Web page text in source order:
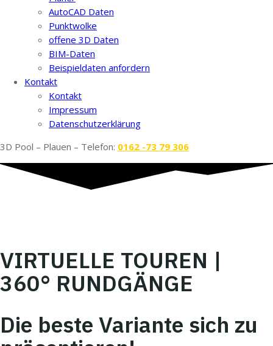
AutoCAD Daten
Punktwolke
offene 3D Daten
BIM-Daten
Beispieldaten anfordern
Kontakt
Kontakt
Impressum
Datenschutzerklärung
3D Pool – Plauen – Telefon: 0162 -73 79 306
VIRTUELLE TOUREN |
360° RUNDGÄNGE
Die beste Variante sich zu